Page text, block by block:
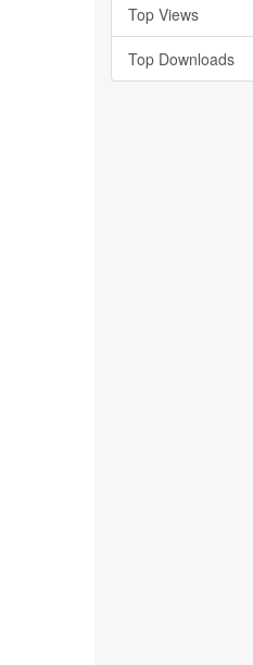
Top Views
Top Downloads